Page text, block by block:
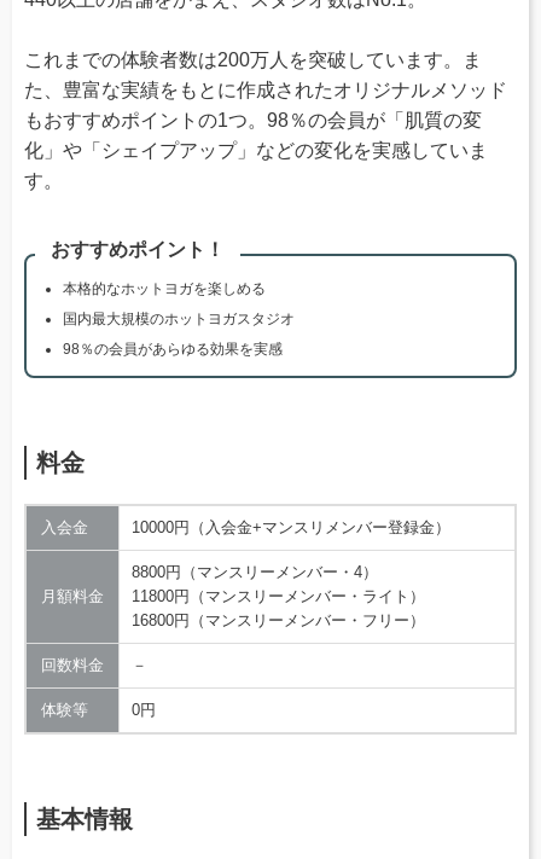
これまでの体験者数は200万人を突破しています。ま
た、豊富な実績をもとに作成されたオリジナルメソッド
もおすすめポイントの1つ。98％の会員が「肌質の変
化」や「シェイプアップ」などの変化を実感していま
す。
おすすめポイント！
本格的なホットヨガを楽しめる
国内最大規模のホットヨガスタジオ
98％の会員があらゆる効果を実感
料金
入会金 10000円（入会金+マンスリメンバー登録金）
月額料金
8800円（マンスリーメンバー・4）
11800円（マンスリーメンバー・ライト）
16800円（マンスリーメンバー・フリー）
回数料金 －
体験等 0円
基本情報